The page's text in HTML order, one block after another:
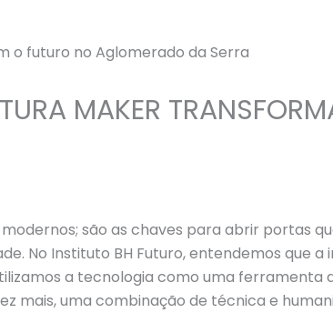
MAKER
são as chaves para abrir portas
No Instituto BH Futuro, entendemos que a
a tecnologia como uma
mais, uma combinação de técnica e